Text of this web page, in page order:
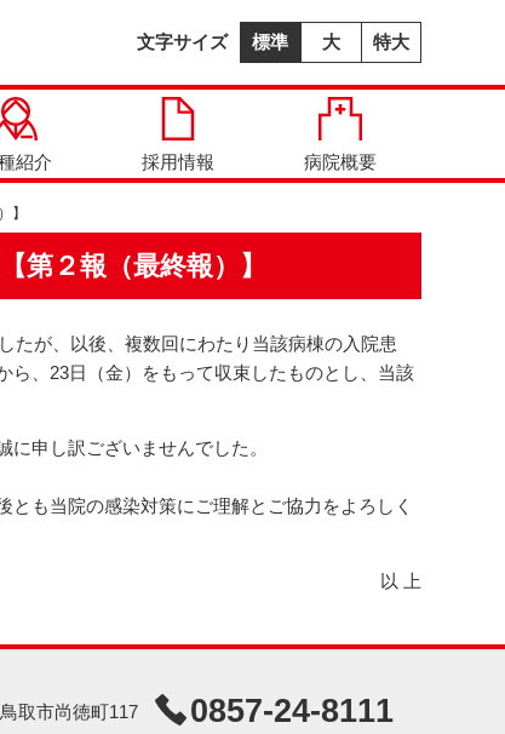
文字サイズ 標準 大 特大
紹介 採用情報 病院概要
】
第２報（最終報）】
が、以後、複数回にわたり当該病棟の入院患
、23日（金）をもって収束したものとし、当該
申し訳ございませんでした。
も当院の感染対策にご理解とご協力をよろしく
以 上
取市尚徳町117 0857-24-8111